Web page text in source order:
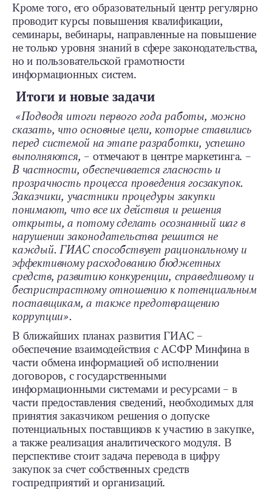
Кроме того, его образовательный центр регулярно
проводит курсы повышения квалификации,
семинары, вебинары, направленные на повышение
не только уровня знаний в сфере законодательства,
но и пользовательской грамотности
информационных систем.
Итоги и новые задачи
«Подводя итоги первого года работы, можно
сказать, что основные цели, которые ставились
перед системой на этапе разработки, успешно
выполняются, – отмечают в центре маркетинга. –
В частности, обеспечивается гласность и
прозрачность процесса проведения госзакупок.
Заказчики, участники процедуры закупки
понимают, что все их действия и решения
открыты, а потому сделать осознанный шаг в
нарушении законодательства решится не
каждый. ГИАС способствует рациональному и
эффективному расходованию бюджетных
средств, развитию конкуренции, справедливому и
беспристрастному отношению к потенциальным
поставщикам, а также предотвращению
коррупции».
В ближайших планах развития ГИАС –
обеспечение взаимодействия с АСФР Минфина в
части обмена информацией об исполнении
договоров, с государственными
информационными системами и ресурсами – в
части предоставления сведений, необходимых для
принятия заказчиком решения о допуске
потенциальных поставщиков к участию в закупке,
а также реализация аналитического модуля. В
перспективе стоит задача перевода в цифру
закупок за счет собственных средств
госпредприятий и организаций.